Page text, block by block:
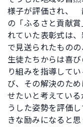
様子が評価され、
の「ふるさと貢献
れていた表彰式は
で見送られたもの
生徒たちからは喜
り組みを指導して
び、その解決のた
せたいと考えてい
うした姿勢を評価
きな励みになると